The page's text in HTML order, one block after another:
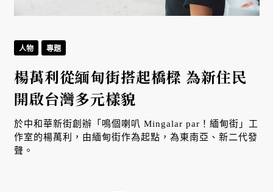
人物 專題
楊萬利從緬甸街搭起橋樑 為新住民
開啟台灣多元樣貌
於中和華新街創辦「鳴個喇叭 Mingalar par！緬甸街」工
作室的楊萬利，由緬甸街作為起點，為東南亞、新二代發
聲。